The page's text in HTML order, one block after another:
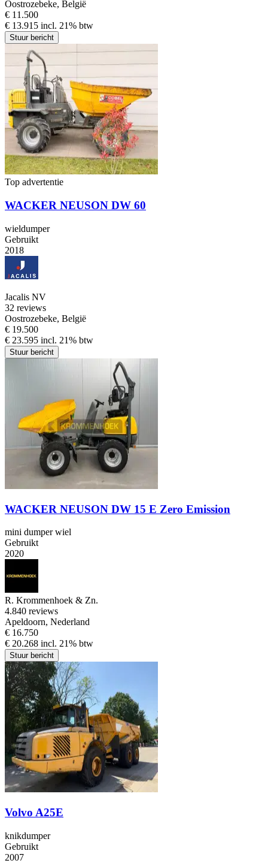
Oostrozebeke, België
€ 11.500
€ 13.915 incl. 21% btw
Stuur bericht
Top advertentie
WACKER NEUSON DW 60
wieldumper
Gebruikt
2018
Jacalis NV
32 reviews
Oostrozebeke, België
€ 19.500
€ 23.595 incl. 21% btw
Stuur bericht
WACKER NEUSON DW 15 E Zero Emission
mini dumper wiel
Gebruikt
2020
R. Krommenhoek & Zn.
4.840 reviews
Apeldoorn, Nederland
€ 16.750
€ 20.268 incl. 21% btw
Stuur bericht
Volvo A25E
knikdumper
Gebruikt
2007